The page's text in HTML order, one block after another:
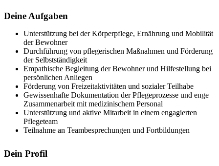
Deine Aufgaben
Unterstützung bei der Körperpflege, Ernährung und Mobilität
der Bewohner
Durchführung von pflegerischen Maßnahmen und Förderung
der Selbstständigkeit
Empathische Begleitung der Bewohner und Hilfestellung bei
persönlichen Anliegen
Förderung von Freizeitaktivitäten und sozialer Teilhabe
Gewissenhafte Dokumentation der Pflegeprozesse und enge
Zusammenarbeit mit medizinischem Personal
Unterstützung und aktive Mitarbeit in einem engagierten
Pflegeteam
Teilnahme an Teambesprechungen und Fortbildungen
Dein Profil